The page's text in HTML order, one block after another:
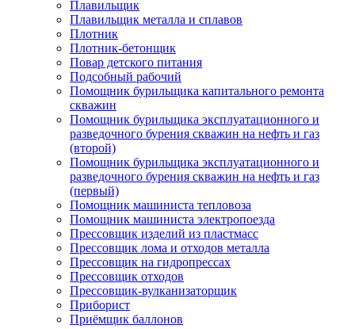
Плавильщик
Плавильщик металла и сплавов
Плотник
Плотник-бетонщик
Повар детского питания
Подсобный рабочий
Помощник бурильщика капитального ремонта
скважин
Помощник бурильщика эксплуатационного и
разведочного бурения скважин на нефть и газ
(второй)
Помощник бурильщика эксплуатационного и
разведочного бурения скважин на нефть и газ
(первый)
Помощник машиниста тепловоза
Помощник машиниста электропоезда
Прессовщик изделий из пластмасс
Прессовщик лома и отходов металла
Прессовщик на гидропрессах
Прессовщик отходов
Прессовщик-вулканизаторщик
Приборист
Приёмщик баллонов